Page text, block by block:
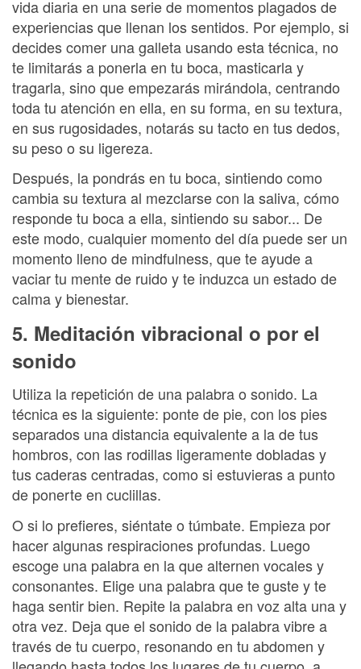
vida diaria en una serie de momentos plagados de
experiencias que llenan los sentidos. Por ejemplo, si
decides comer una galleta usando esta técnica, no
te limitarás a ponerla en tu boca, masticarla y
tragarla, sino que empezarás mirándola, centrando
toda tu atención en ella, en su forma, en su textura,
en sus rugosidades, notarás su tacto en tus dedos,
su peso o su ligereza.
Después, la pondrás en tu boca, sintiendo como
cambia su textura al mezclarse con la saliva, cómo
responde tu boca a ella, sintiendo su sabor... De
este modo, cualquier momento del día puede ser un
momento lleno de mindfulness, que te ayude a
vaciar tu mente de ruido y te induzca un estado de
calma y bienestar.
5. Meditación vibracional o por el
sonido
Utiliza la repetición de una palabra o sonido. La
técnica es la siguiente: ponte de pie, con los pies
separados una distancia equivalente a la de tus
hombros, con las rodillas ligeramente dobladas y
tus caderas centradas, como si estuvieras a punto
de ponerte en cuclillas.
O si lo prefieres, siéntate o túmbate. Empieza por
hacer algunas respiraciones profundas. Luego
escoge una palabra en la que alternen vocales y
consonantes. Elige una palabra que te guste y te
haga sentir bien. Repite la palabra en voz alta una y
otra vez. Deja que el sonido de la palabra vibre a
través de tu cuerpo, resonando en tu abdomen y